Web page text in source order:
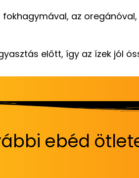
az
előtt, így az ízek jól
ebéd